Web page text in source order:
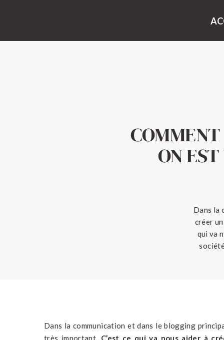
COMMENT
ON
Dans la
créer
qui va
Dans la communication et dans le blogging
très important. C’est ce qui va nous aider à